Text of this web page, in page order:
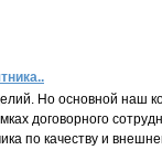
Но основной наш
договорного
по качеству и